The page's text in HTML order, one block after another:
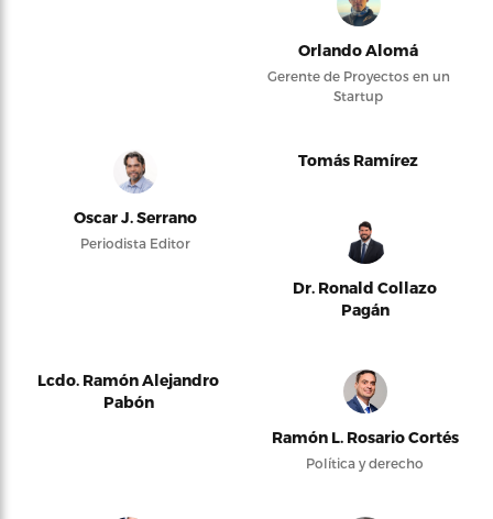
Orlando Alomá
Gerente de Proyectos en un
Startup
Oscar J. Serrano
Periodista Editor
Tomás Ramírez
Dr. Ronald Collazo
Pagán
Lcdo. Ramón Alejandro
Pabón
Ramón L. Rosario Cortés
Política y derecho